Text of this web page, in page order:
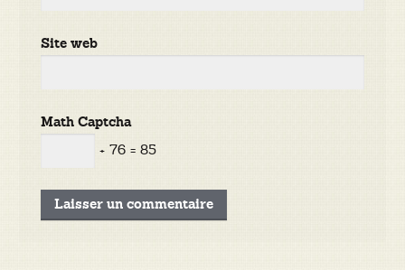
Site web
Math Captcha
+ 76 = 85